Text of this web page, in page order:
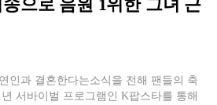
으로 음원 1위한 그녀 근
인과 결혼한다는소식을 전해 팬들의 축
서바이벌 프로그램인 K팝스타를 통해